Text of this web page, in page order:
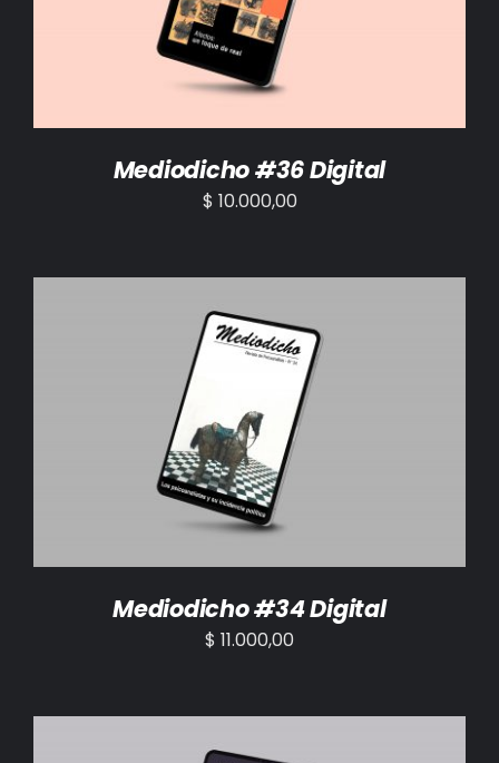
Mediodicho #36 Digital
$ 10.000,00
AÑADIR AL CARRITO /
Mediodicho #34 Digital
$ 11.000,00